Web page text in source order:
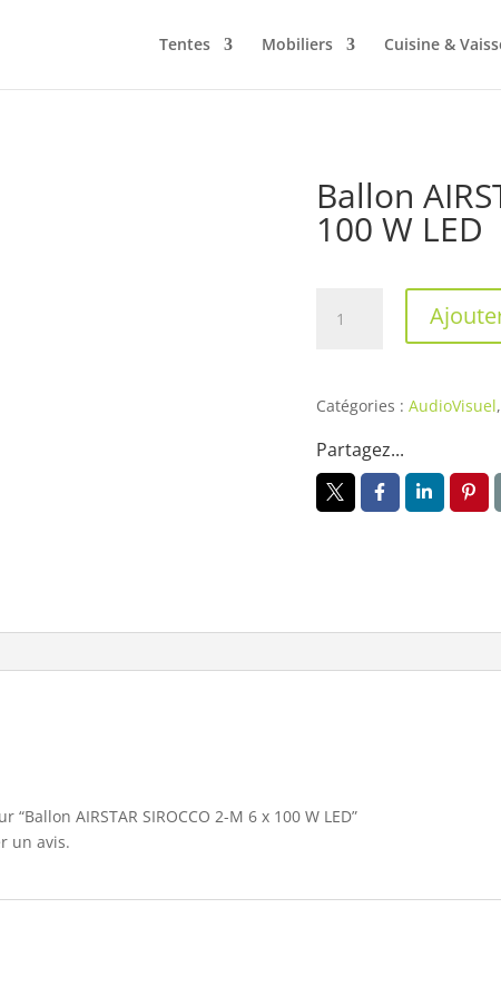
Tentes Mobiliers Cuisine &
Ballon
100 W LED
SIROCCO
M
6
x
Catégories : AudioVisuel,
Partagez...
AIRSTAR SIROCCO 2-M 6 x 100 W LED”
un avis.